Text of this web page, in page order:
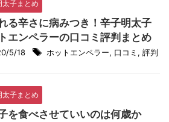
太子まとめ
る辛さに病みつき！辛子明太子
エンペラーの口コミ評判まとめ
5/18 ホットエンペラー, 口コミ , 評判
太子まとめ
を食べさせていいのは何歳か